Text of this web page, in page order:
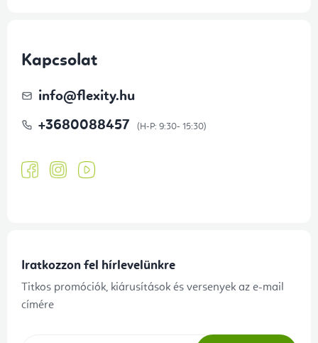
Kapcsolat
info@flexity.hu
+3680088457
Iratkozzon fel hírlevelünkre
Titkos promóciók, kiárusítások és versenyek az e-mail
címére